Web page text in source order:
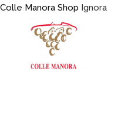
Colle Manora Shop Ignora